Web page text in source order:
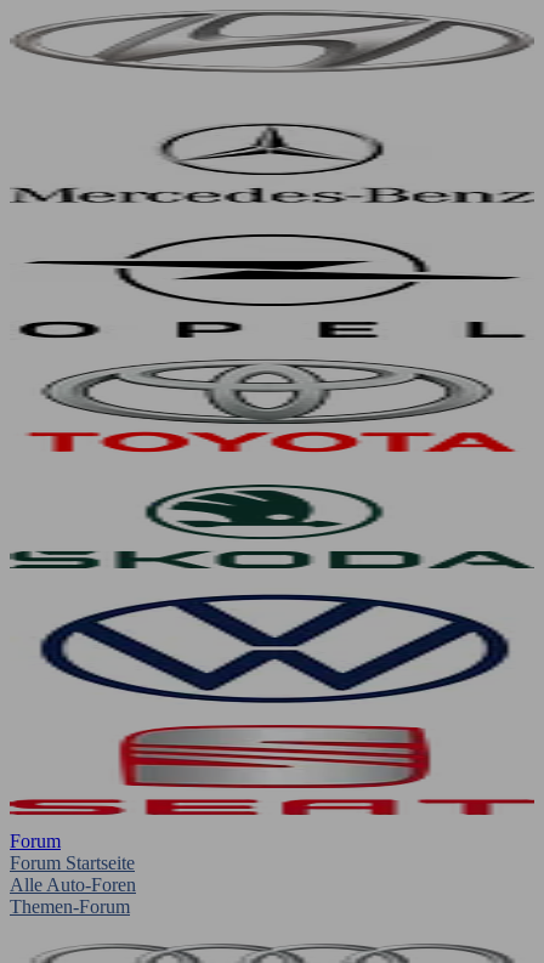
Forum
Forum Startseite
Alle Auto-Foren
Themen-Forum